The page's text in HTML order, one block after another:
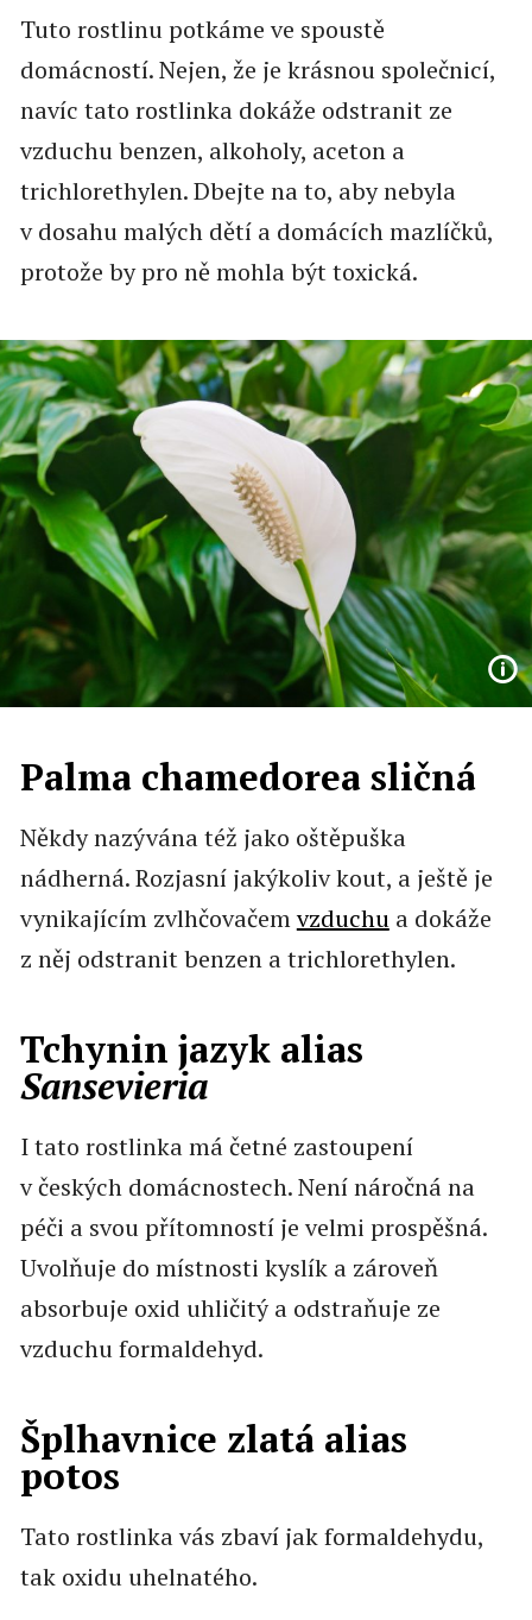
Tuto rostlinu potkáme ve spoustě
domácností. Nejen, že je krásnou společnicí,
navíc tato rostlinka dokáže odstranit ze
vzduchu benzen, alkoholy, aceton a
trichlorethylen. Dbejte na to, aby nebyla
v dosahu malých dětí a domácích mazlíčků,
protože by pro ně mohla být toxická.
Palma chamedorea sličná
Někdy nazývána též jako oštěpuška
nádherná. Rozjasní jakýkoliv kout, a ještě je
vynikajícím zvlhčovačemvzduchua dokáže
z něj odstranit benzen a trichlorethylen.
Tchynin jazyk alias
Sansevieria
I tato rostlinka má četné zastoupení
v českých domácnostech. Není náročná na
péči a svou přítomností je velmi prospěšná.
Uvolňuje do místnosti kyslík a zároveň
absorbuje oxid uhličitý a odstraňuje ze
vzduchu formaldehyd.
Šplhavnice zlatá alias
potos
Tato rostlinka vás zbaví jak formaldehydu,
tak oxidu uhelnatého.